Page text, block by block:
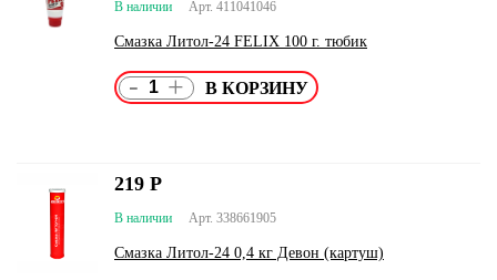
Арт. 411041046
В наличии
Смазка Литол-24 FELIX 100 г. тюбик
- +
Арт. 338661905
В наличии
Смазка Литол-24 0,4 кг Девон (картуш)
219 Р